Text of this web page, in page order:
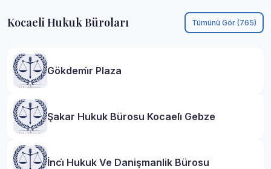
Kocaeli Hukuk Büroları Tümünü Gör (765)
Gökdemi̇r Plaza
Şakar Hukuk Bürosu Kocaeli̇ Gebze
İnci̇ Hukuk Ve Danişmanlik Bürosu